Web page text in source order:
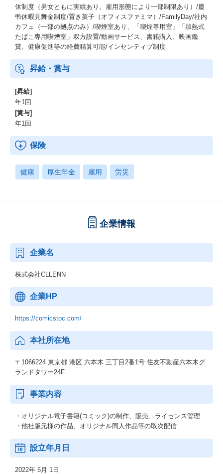
休制度（男女ともに実績あり。雇用形態により一部制限あり）/慶
弔休暇見舞金制度/置き菓子（オフィスファミマ）/FamilyDay/社内
カフェ（一部の拠点のみ）/喫煙室あり、「喫煙専用室」「加熱式
たばこ専用喫煙室」双方設置/動画サービス、書籍購入、映画鑑
賞、健康促進等の経費精算可能/インセンティブ制度
昇給・賞与
[昇給]
年1回
[賞与]
年1回
保険
健康 厚生年金 雇用 労災
企業情報
企業名
株式会社CLLENN
企業HP
https://comicstoc.com/
本社所在地
〒1066224 東京都 港区 六本木 三丁目2番1号 住友不動産六本木グ
ランドタワー24F
事業内容
・オリジナル電子書籍(コミック)の制作、販売、ライセンス管理
・他社版元様の作品、オリジナル同人作品等の取次配信
設立年月日
2022年 5月 1日